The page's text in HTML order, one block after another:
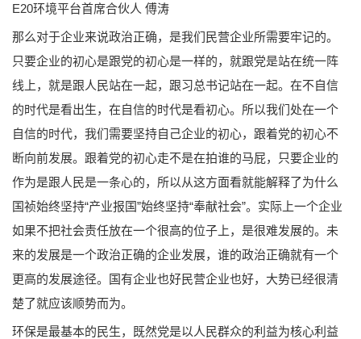
E20环境平台首席合伙人 傅涛
那么对于企业来说政治正确，是我们民营企业所需要牢记的。
只要企业的初心是跟党的初心是一样的，就跟党是站在统一阵
线上，就是跟人民站在一起，跟习总书记站在一起。在不自信
的时代是看出生，在自信的时代是看初心。所以我们处在一个
自信的时代，我们需要坚持自己企业的初心，跟着党的初心不
断向前发展。跟着党的初心走不是在拍谁的马屁，只要企业的
作为是跟人民是一条心的，所以从这方面看就能解释了为什么
国祯始终坚持“产业报国”始终坚持“奉献社会”。实际上一个企业
如果不把社会责任放在一个很高的位子上，是很难发展的。未
来的发展是一个政治正确的企业发展，谁的政治正确就有一个
更高的发展途径。国有企业也好民营企业也好，大势已经很清
楚了就应该顺势而为。
环保是最基本的民生，既然党是以人民群众的利益为核心利益